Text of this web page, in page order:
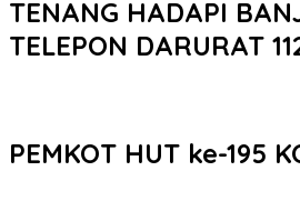
TENANG HADAPI
TELEPON DARURAT
PEMKOT HUT ke-195